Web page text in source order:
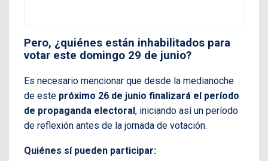
Pero, ¿quiénes están inhabilitados para
votar este domingo 29 de junio?
Es necesario mencionar que desde la medianoche
de este próximo 26 de junio finalizará el período
de propaganda electoral, iniciando así un período
de reflexión antes de la jornada de votación.
Quiénes sí pueden participar: